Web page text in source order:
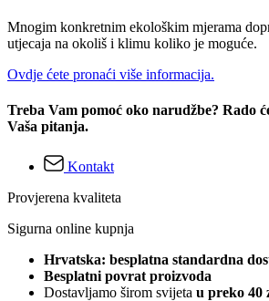
Mnogim konkretnim ekološkim mjerama
utjecaja na okoliš i klimu koliko je moguće.
Ovdje ćete pronaći više informacija.
Treba Vam pomoć oko narudžbe? Rado
Vaša pitanja.
Kontakt
Provjerena kvaliteta
Sigurna online kupnja
Hrvatska: besplatna standardna
Besplatni povrat proizvoda
Dostavljamo širom svijeta u preko 40